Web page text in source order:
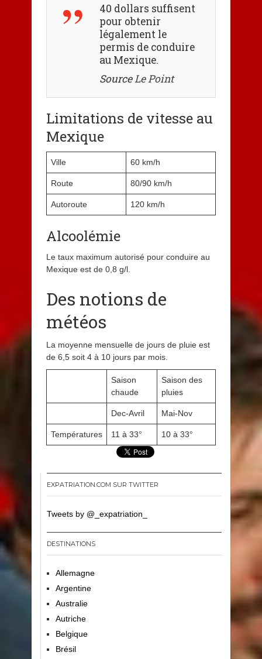
40 dollars suffisent
pour obtenir
légalement le
permis de conduire
au Mexique.
SourceLe Point
Limitations de vitesse au
Mexique
Ville 60 km/h
Route 80/90 km/h
Autoroute 120 km/h
Alcoolémie
Le taux maximum autorisé pour conduire au
Mexique est de 0,8 g/l.
Des notions de
météos
La moyenne mensuelle de jours de pluie est
de 6,5 soit 4 à 10 jours par mois.
Saison
chaude
Saison des
pluies
Dec-Avril Mai-Nov
Températures 11 à 33° 10 à 33°
EXPATRIATION.COM SUR TWITTER
Tweets by @_expatriation_
DESTINATIONS
Allemagne
Argentine
Australie
Autriche
Belgique
Brésil